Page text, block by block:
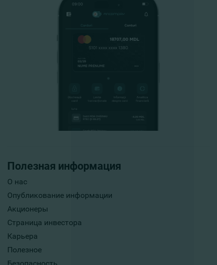
Полезная информация
О нас
Опубликование информации
Акционеры
Страница инвестора
Карьера
Полезное